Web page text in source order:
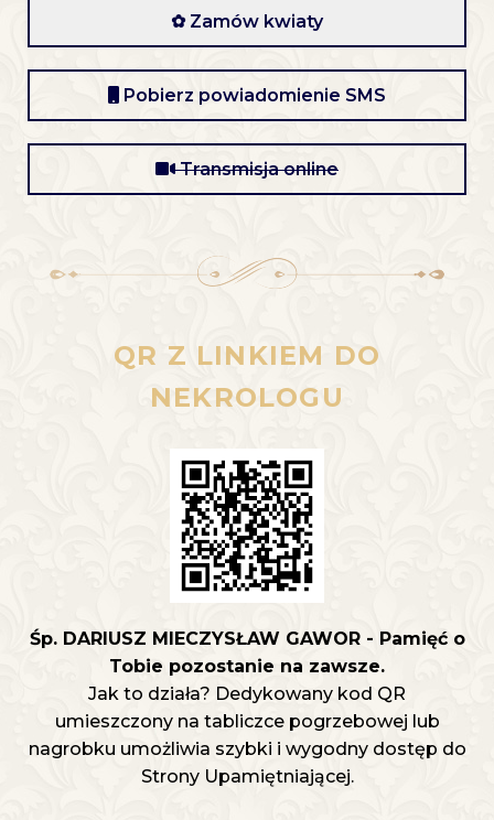
✿ Zamów kwiaty
Pobierz powiadomienie SMS
Transmisja online
QR Z LINKIEM DO
NEKROLOGU
Śp. DARIUSZ MIECZYSŁAW GAWOR - Pamięć o
Tobie pozostanie na zawsze.
Jak to działa? Dedykowany kod QR
umieszczony na tabliczce pogrzebowej lub
nagrobku umożliwia szybki i wygodny dostęp do
Strony Upamiętniającej.